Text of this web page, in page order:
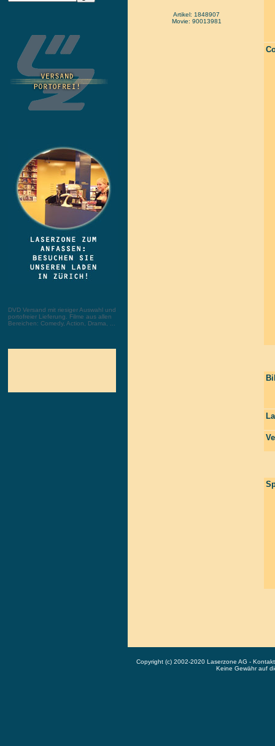
DVD Versand mit riesiger Auswahl und
portofreier Lieferung. Filme aus allen
Bereichen: Comedy, Action, Drama, ...
Artikel: 1848907
Movie: 90013981
Copyright (c) 2002-2020 Laserzone AG -
Keine Gewähr auf